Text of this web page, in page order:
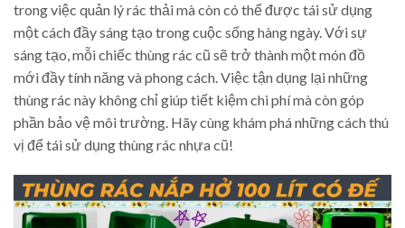
trong việc quản lý rác thải mà còn có thể được tái sử dụng
một cách đầy sáng tạo trong cuộc sống hàng ngày. Với sự
sáng tạo, mỗi chiếc thùng rác cũ sẽ trở thành một món đồ
mới đầy tính năng và phong cách. Việc tận dụng lại những
thùng rác này không chỉ giúp tiết kiệm chi phí mà còn góp
phần bảo vệ môi trường. Hãy cùng khám phá những cách thú
vị để tái sử dụng thùng rác nhựa cũ!